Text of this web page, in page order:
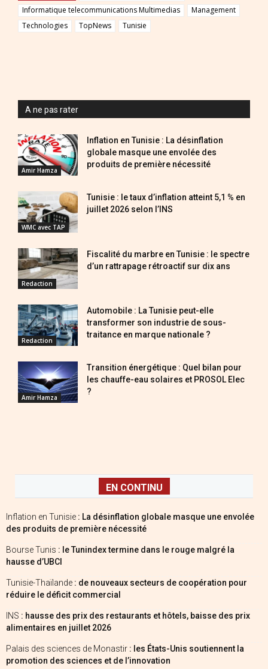
Informatique telecommunications Multimedias
Management
Technologies
TopNews Tunisie
A ne pas rater
Amir Hamza
Inflation en Tunisie : La désinflation
globale masque une envolée des
produits de première nécessité
WMC avec TAP
Tunisie : le taux d’inflation atteint 5,1 % en
juillet 2026 selon l’INS
Redaction
Fiscalité du marbre en Tunisie : le spectre
d’un rattrapage rétroactif sur dix ans
Redaction
Automobile : La Tunisie peut-elle
transformer son industrie de sous-
traitance en marque nationale ?
Amir Hamza
Transition énergétique : Quel bilan pour
les chauffe-eau solaires et PROSOL Elec
?
EN CONTINU
Inflation en Tunisie : La désinflation globale masque une envolée
des produits de première nécessité
Bourse Tunis : le Tunindex termine dans le rouge malgré la
hausse d’UBCI
Tunisie-Thaïlande : de nouveaux secteurs de coopération pour
réduire le déficit commercial
INS : hausse des prix des restaurants et hôtels, baisse des prix
alimentaires en juillet 2026
Palais des sciences de Monastir : les États-Unis soutiennent la
promotion des sciences et de l’innovation